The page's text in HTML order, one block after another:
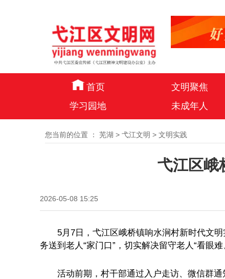
首页 文明聚焦
学习园地
未成年人
您当前的位置 ： 芜湖 > 弋江文明 > 文明实践
弋江区峨
2026-05-08 15:25
5月7日，弋江区峨桥镇响水涧村新时代文明
务送到老人“家门口”，切实解决留守老人“看眼难
活动前期，村干部通过入户走访、微信群通